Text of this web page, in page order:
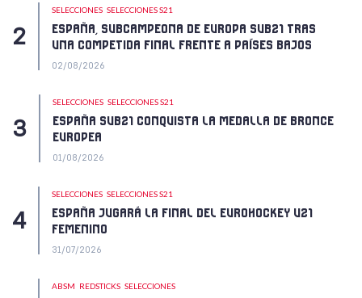
SELECCIONES SELECCIONES S21
ESPAÑA, SUBCAMPEONA DE EUROPA SUB21 TRAS
UNA COMPETIDA FINAL FRENTE A PAÍSES BAJOS
02/08/2026
SELECCIONES SELECCIONES S21
ESPAÑA SUB21 CONQUISTA LA MEDALLA DE BRONCE
EUROPEA
01/08/2026
SELECCIONES SELECCIONES S21
ESPAÑA JUGARÁ LA FINAL DEL EUROHOCKEY U21
FEMENINO
31/07/2026
ABSM REDSTICKS SELECCIONES